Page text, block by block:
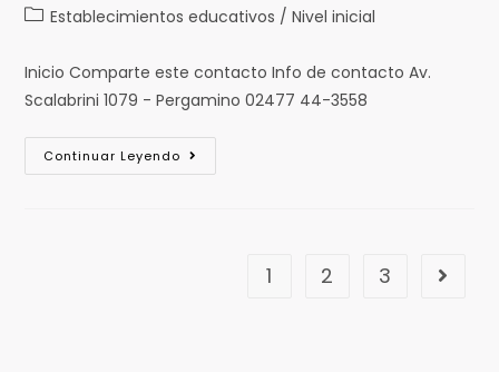
Establecimientos educativos / Nivel inicial
Inicio Comparte este contacto Info de contacto Av.
Scalabrini 1079 - Pergamino 02477 44-3558
Continuar Leyendo
1 2 3